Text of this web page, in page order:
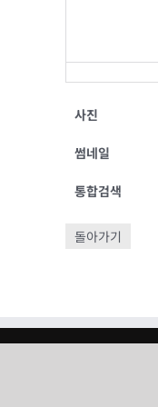
사진
썸네일
통합검색
돌아가기